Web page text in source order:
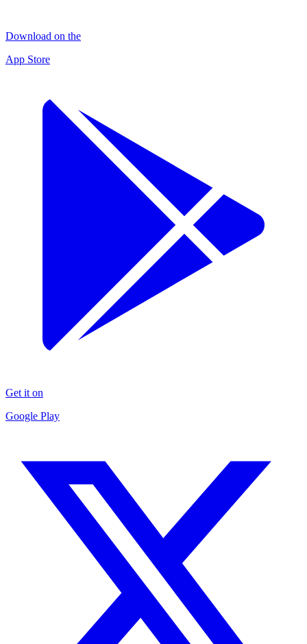
Download on the
App Store
Get it on
Google Play